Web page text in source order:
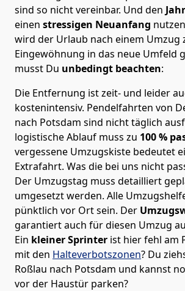
sind so nicht vereinbar. Und den
einen stressigen Neuanfang
wird der Urlaub nach einem Umzug
Eingewöhnung in das neue Umfeld
musst Du unbedingt beachten:
Die Entfernung ist zeit- und leider
kostenintensiv. Pendelfahrten von
nach Potsdam sind nicht täglich
logistische Ablauf muss zu 100 %
vergessene Umzugskiste bedeutet
Extrafahrt. Was die bei uns nicht
Der Umzugstag muss detailliert
umgesetzt werden. Alle
pünktlich vor Ort sein. Der
garantiert auch für diesen Umzug
Ein kleiner Sprinter ist hier fehl am
mit den Halteverbotszonen? Du
Roßlau nach Potsdam und kannst
vor der Haustür parken?